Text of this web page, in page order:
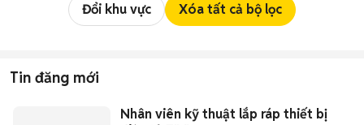
Đổi khu vực Xóa tất cả bộ lọc
Tin đăng mới
Nhân viên kỹ thuật lắp ráp thiết bị